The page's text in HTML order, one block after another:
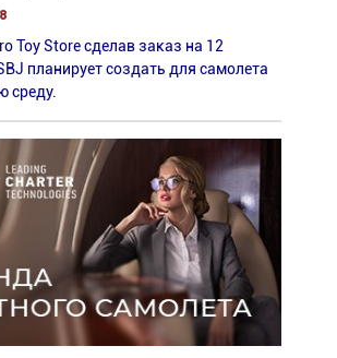
Toy Store сделав заказ на 12
планирует создать для самолета
среду.